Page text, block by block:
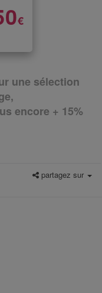
€
une sélection
encore + 15%
partagez sur